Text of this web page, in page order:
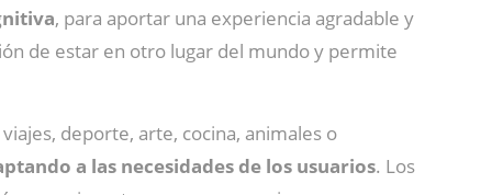
, para aportar una experiencia agradable y
de estar en otro lugar del mundo y permite
deporte, arte, cocina, animales o
a las necesidades de los usuarios. Los